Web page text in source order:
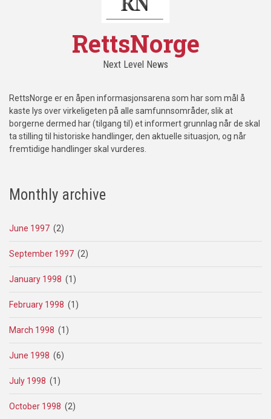
RettsNorge
Next Level News
RettsNorge er en åpen informasjonsarena som har som mål å
kaste lys over virkeligeten på alle samfunnsområder, slik at
borgerne dermed har (tilgang til) et informert grunnlag når de skal
ta stilling til historiske handlinger, den aktuelle situasjon, og når
fremtidige handlinger skal vurderes.
Monthly archive
June 1997 (2)
September 1997 (2)
January 1998 (1)
February 1998 (1)
March 1998 (1)
June 1998 (6)
July 1998 (1)
October 1998 (2)